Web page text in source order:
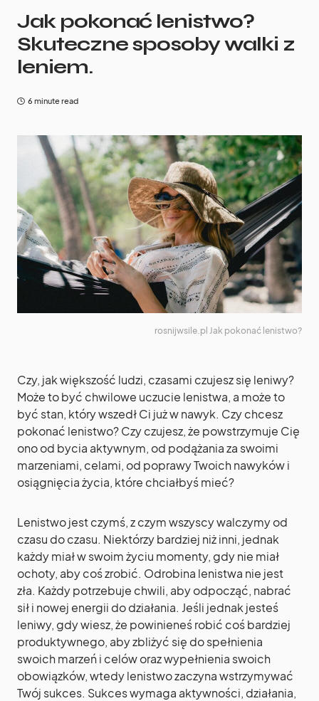
Jak pokonać lenistwo?
Skuteczne sposoby walki z
leniem.
6 minute read
rosnijwsile.pl Jak pokonać lenistwo?
Czy, jak większość ludzi, czasami czujesz się leniwy?
Może to być chwilowe uczucie lenistwa, a może to
być stan, który wszedł Ci już w nawyk. Czy chcesz
pokonać lenistwo? Czy czujesz, że powstrzymuje Cię
ono od bycia aktywnym, od podążania za swoimi
marzeniami, celami, od poprawy Twoich nawyków i
osiągnięcia życia, które chciałbyś mieć?
Lenistwo jest czymś, z czym wszyscy walczymy od
czasu do czasu. Niektórzy bardziej niż inni, jednak
każdy miał w swoim życiu momenty, gdy nie miał
ochoty, aby coś zrobić. Odrobina lenistwa nie jest
zła. Każdy potrzebuje chwili, aby odpocząć, nabrać
sił i nowej energii do działania. Jeśli jednak jesteś
leniwy, gdy wiesz, że powinieneś robić coś bardziej
produktywnego, aby zbliżyć się do spełnienia
swoich marzeń i celów oraz wypełnienia swoich
obowiązków, wtedy lenistwo zaczyna wstrzymywać
Twój sukces. Sukces wymaga aktywności, działania,